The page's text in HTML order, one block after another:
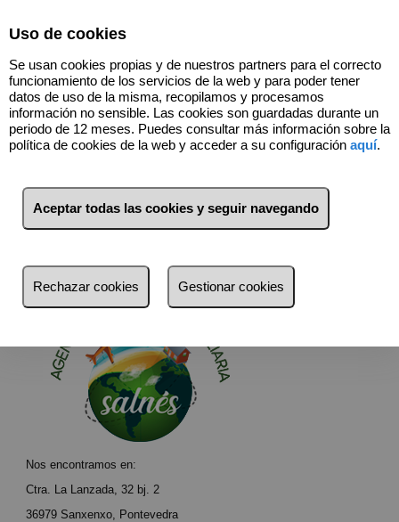
Contactar
su inmueble, póngase en contacto con nosotros.
VIAJES SALNES – DTS INMOBILIARIA
Nos encontramos en:
Ctra. La Lanzada, 32 bj. 2
36979 Sanxenxo, Pontevedra
Uso de cookies
Se usan cookies propias y de nuestros partners para el correcto
funcionamiento de los servicios de la web y para poder tener
datos de uso de la misma, recopilamos y procesamos
información no sensible. Las cookies son guardadas durante un
periodo de 12 meses. Puedes consultar más información sobre la
política de cookies de la web y acceder a su configuración aquí.
Aceptar todas las cookies y seguir navegando
Rechazar cookies Gestionar cookies